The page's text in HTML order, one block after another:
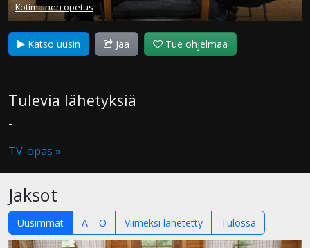
Kotimainen opetus
Katso uusin Jaa Tue ohjelmaa
Tulevia lähetyksiä
-
TV-opas »
Jaksot
Uusimmat A – Ö Viimeksi lähetetty Tulossa